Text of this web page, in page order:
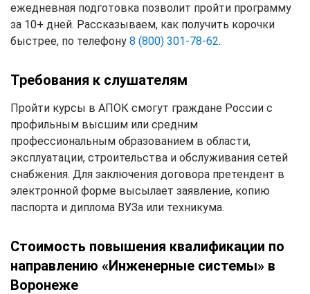
ежедневная подготовка позволит пройти программу
за 10+ дней. Рассказываем, как получить корочки
быстрее, по телефону 8 (800) 301-78-62.
Требования к слушателям
Пройти курсы в АПОК смогут граждане России с
профильным высшим или средним
профессиональным образованием в области,
эксплуатации, строительства и обслуживания сетей
снабжения. Для заключения договора претендент в
электронной форме высылает заявление, копию
паспорта и диплома ВУЗа или техникума.
Стоимость повышения квалификации по
направлению «Инженерные системы» в
Воронеже